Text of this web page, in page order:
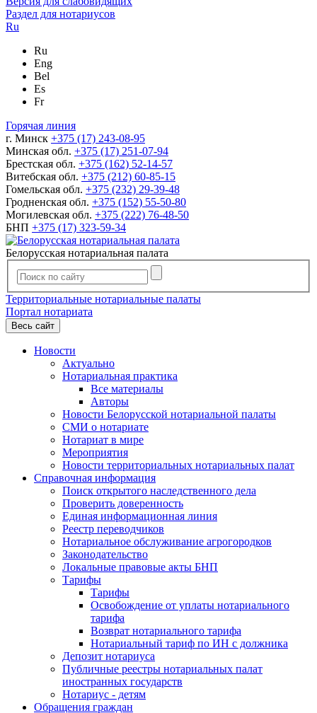
Раздел для нотариусов
Ru
Ru
Eng
Bel
Es
Fr
Горячая линия
г. Минск +375 (17) 243-08-95
Минская обл. +375 (17) 251-07-94
Брестская обл. +375 (162) 52-14-57
Витебская обл. +375 (212) 60-85-15
Гомельская обл. +375 (232) 29-39-48
Гродненская обл. +375 (152) 55-50-80
Могилевская обл. +375 (222) 76-48-50
БНП +375 (17) 323-59-34
Белорусская нотариальная палата
Территориальные нотариальные палаты
Портал нотариата
Весь сайт
Новости
Актуально
Нотариальная практика
Все материалы
Авторы
Новости Белорусской нотариальной палаты
СМИ о нотариате
Нотариат в мире
Мероприятия
Новости территориальных нотариальных палат
Справочная информация
Поиск открытого наследственного дела
Проверить доверенность
Единая информационная линия
Реестр переводчиков
Нотариальное обслуживание агрогородков
Законодательство
Локальные правовые акты БНП
Тарифы
Тарифы
Освобождение от уплаты нотариального
тарифа
Возврат нотариального тарифа
Нотариальный тариф по ИН с должника
Депозит нотариуса
Публичные реестры нотариальных палат
иностранных государств
Нотариус - детям
Обращения граждан